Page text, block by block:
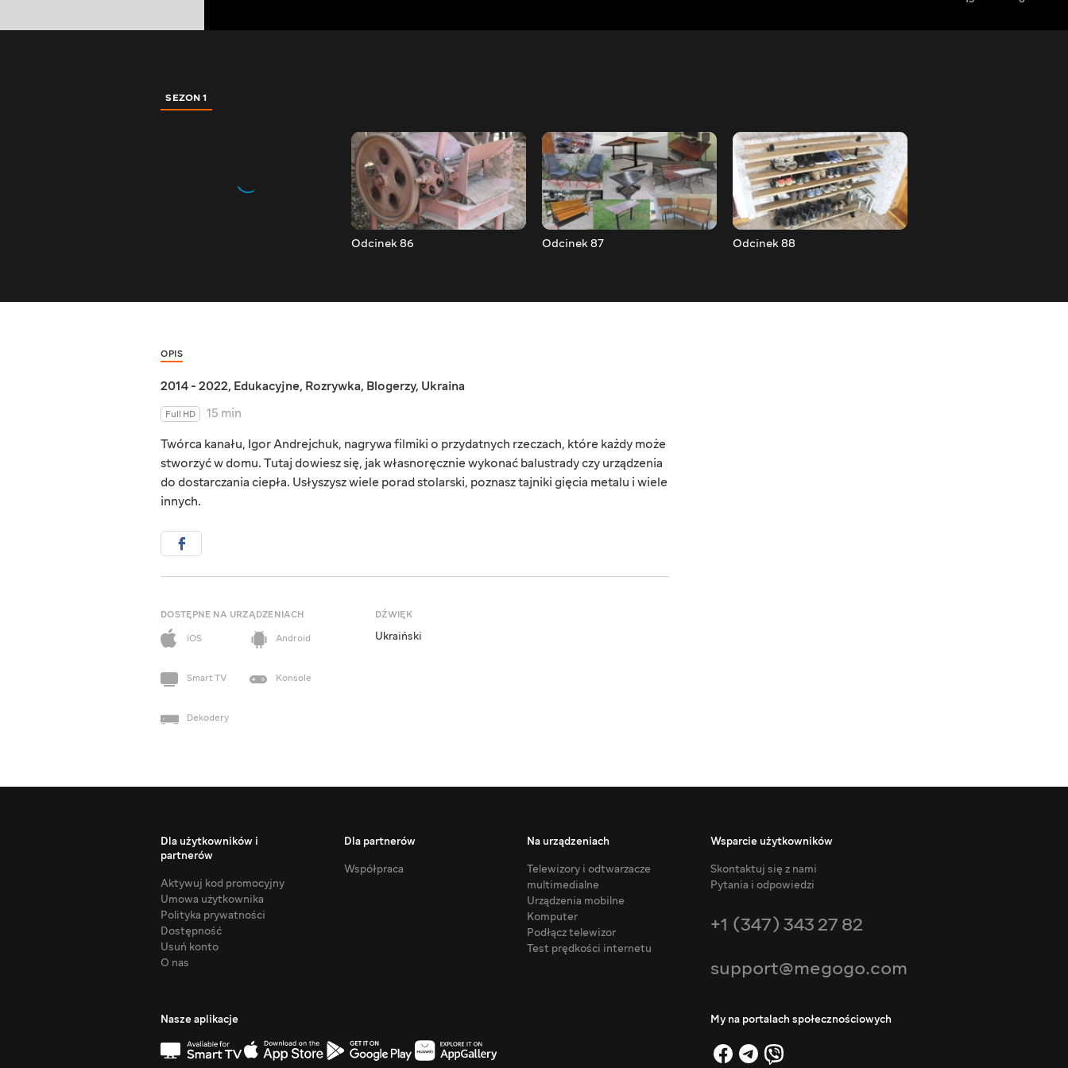
SEZON 1
Odcinek 86 Odcinek 87 Odcinek 88
OPIS
2014 - 2022, Edukacyjne, Rozrywka, Blogerzy, Ukraina
Full HD
15 min
Twórca kanału, Igor Andrejchuk, nagrywa filmiki o przydatnych rzeczach, które każdy może
stworzyć w domu. Tutaj dowiesz się, jak własnoręcznie wykonać balustrady czy urządzenia
do dostarczania ciepła. Usłyszysz wiele porad stolarski, poznasz tajniki gięcia metalu i wiele
innych.
DOSTĘPNE NA URZĄDZENIACH
iOS
Android
Smart TV Konsole
Dekodery
DŹWIĘK
Ukraiński
Dla użytkowników i
partnerów
Aktywuj kod promocyjny
Umowa użytkownika
Polityka prywatności
Dostępność
Usuń konto
O nas
Dla partnerów
Współpraca
Na urządzeniach
Telewizory i odtwarzacze
multimedialne
Urządzenia mobilne
Komputer
Podłącz telewizor
Test prędkości internetu
Wsparcie użytkowników
Skontaktuj się z nami
Pytania i odpowiedzi
+1 (347) 343 27 82
support@megogo.com
Nasze aplikacje My na portalach społecznościowych